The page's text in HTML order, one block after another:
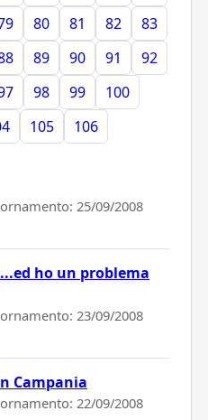
80 81 82
83
89 90 91
92
98 99
100
105 106
25/09/2008
ho un problema
23/09/2008
Campania
22/09/2008